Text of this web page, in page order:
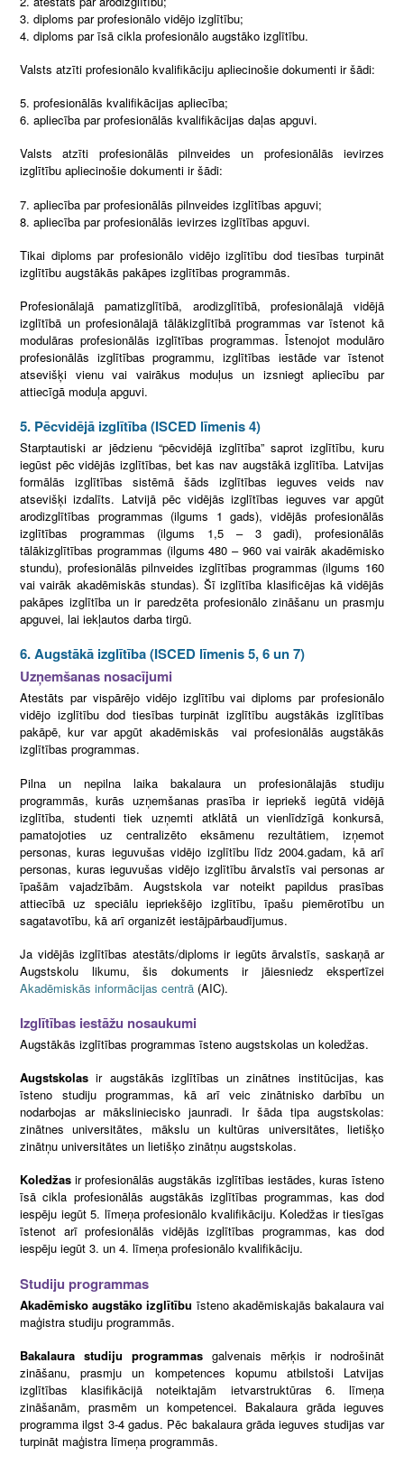
diploms par profesionālo vidējo izglītību;
diploms par īsā cikla profesionālo augstāko izglītību.
Valsts atzīti profesionālo kvalifikāciju apliecinošie dokumenti ir šādi:
profesionālās kvalifikācijas apliecība;
apliecība par profesionālās kvalifikācijas daļas apguvi.
Valsts atzīti profesionālās pilnveides un profesionālās ievirzes
izglītību apliecinošie dokumenti ir šādi:
apliecība par profesionālās pilnveides izglītības apguvi;
apliecība par profesionālās ievirzes izglītības apguvi.
Tikai diploms par profesionālo vidējo izglītību dod tiesības turpināt
izglītību augstākās pakāpes izglītības programmās.
Profesionālajā pamatizglītībā, arodizglītībā, profesionālajā vidējā
izglītībā un profesionālajā tālākizglītībā programmas var īstenot kā
modulāras profesionālās izglītības programmas. Īstenojot modulāro
profesionālās izglītības programmu, izglītības iestāde var īstenot
atsevišķi vienu vai vairākus moduļus un izsniegt apliecību par
attiecīgā moduļa apguvi.
5. Pēcvidējā izglītība (ISCED līmenis 4)
Starptautiski ar jēdzienu “pēcvidējā izglītība” saprot izglītību, kuru
iegūst pēc vidējās izglītības, bet kas nav augstākā izglītība. Latvijas
formālās izglītības sistēmā šāds izglītības ieguves veids nav
atsevišķi izdalīts. Latvijā pēc vidējās izglītības ieguves var apgūt
arodizglītības programmas (ilgums 1 gads), vidējās profesionālās
izglītības programmas (ilgums 1,5 – 3 gadi), profesionālās
tālākizglītības programmas (ilgums 480 – 960 vai vairāk akadēmisko
stundu), profesionālās pilnveides izglītības programmas (ilgums 160
vai vairāk akadēmiskās stundas). Šī izglītība klasificējas kā vidējās
pakāpes izglītība un ir paredzēta profesionālo zināšanu un prasmju
apguvei, lai iekļautos darba tirgū.
6. Augstākā izglītība (ISCED līmenis 5, 6 un 7)
Uzņemšanas nosacījumi
Atestāts par vispārējo vidējo izglītību vai diploms par profesionālo
vidējo izglītību dod tiesības turpināt izglītību augstākās izglītības
pakāpē, kur var apgūt akadēmiskās vai profesionālās augstākās
izglītības programmas.
Pilna un nepilna laika bakalaura un profesionālajās studiju
programmās, kurās uzņemšanas prasība ir iepriekš iegūtā vidējā
izglītība, studenti tiek uzņemti atklātā un vienlīdzīgā konkursā,
pamatojoties uz centralizēto eksāmenu rezultātiem, izņemot
personas, kuras ieguvušas vidējo izglītību līdz 2004.gadam, kā arī
personas, kuras ieguvušas vidējo izglītību ārvalstīs vai personas ar
īpašām vajadzībām. Augstskola var noteikt papildus prasības
attiecībā uz speciālu iepriekšējo izglītību, īpašu piemērotību un
sagatavotību, kā arī organizēt iestājpārbaudījumus.
Ja vidējās izglītības atestāts/diploms ir iegūts ārvalstīs, saskaņā ar
Augstskolu likumu, šis dokuments ir jāiesniedz ekspertīzei
Akadēmiskās informācijas centrā (AIC).
Izglītības iestāžu nosaukumi
Augstākās izglītības programmas īsteno augstskolas un koledžas.
Augstskolas ir augstākās izglītības un zinātnes institūcijas, kas
īsteno studiju programmas, kā arī veic zinātnisko darbību un
nodarbojas ar māksliniecisko jaunradi. Ir šāda tipa augstskolas:
zinātnes universitātes, mākslu un kultūras universitātes, lietišķo
zinātņu universitātes un lietišķo zinātņu augstskolas.
Koledžas ir profesionālās augstākās izglītības iestādes, kuras īsteno
īsā cikla profesionālās augstākās izglītības programmas, kas dod
iespēju iegūt 5. līmeņa profesionālo kvalifikāciju. Koledžas ir tiesīgas
īstenot arī profesionālās vidējās izglītības programmas, kas dod
iespēju iegūt 3. un 4. līmeņa profesionālo kvalifikāciju.
Studiju programmas
Akadēmisko augstāko izglītību īsteno akadēmiskajās bakalaura vai
maģistra studiju programmās.
Bakalaura studiju programmas galvenais mērķis ir nodrošināt
zināšanu, prasmju un kompetences kopumu atbilstoši Latvijas
izglītības klasifikācijā noteiktajām ietvarstruktūras 6. līmeņa
zināšanām, prasmēm un kompetencei. Bakalaura grāda ieguves
programma ilgst 3-4 gadus. Pēc bakalaura grāda ieguves studijas var
turpināt maģistra līmeņa programmās.